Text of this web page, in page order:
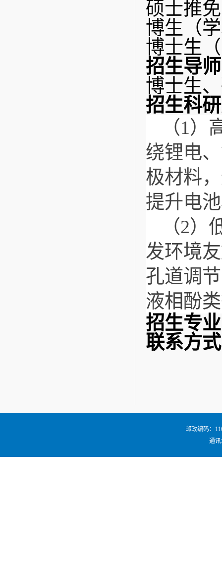
硕士推
博生（
博士生
招生导师
博士生
招生科
（1
绕锂电
极材料
提升电
（2
发环境
孔道调
液相酚
招生专
联系方
邮政编码：
通